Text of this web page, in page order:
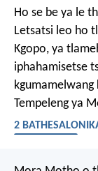
Ho se be ya le
Letsatsi leo ho
Kgopo, ya
iphahamisetse
Tempeleng ya
2